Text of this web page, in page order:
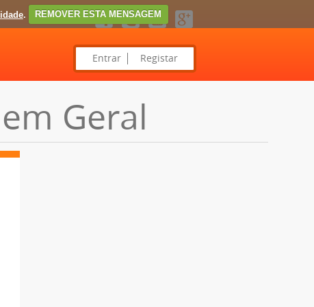
. REMOVER ESTA MENSAGEM
Entrar Registar
Geral